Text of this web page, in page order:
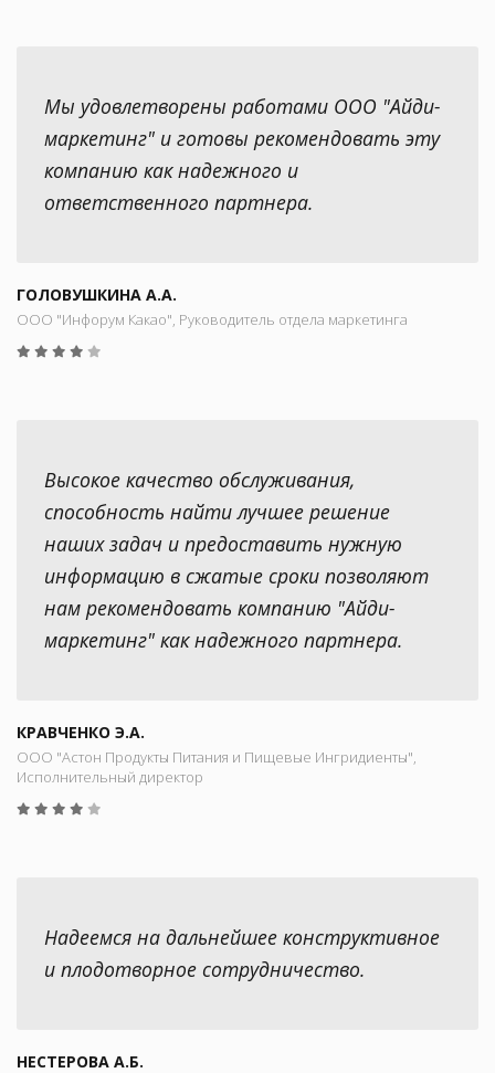
Мы удовлетворены работами ООО "Айди-
маркетинг" и готовы рекомендовать эту
компанию как надежного и
ответственного партнера.
ГОЛОВУШКИНА А.А.
ООО "Инфорум Какао", Руководитель отдела маркетинга
Высокое качество обслуживания,
способность найти лучшее решение
наших задач и предоставить нужную
информацию в сжатые сроки позволяют
нам рекомендовать компанию "Айди-
маркетинг" как надежного партнера.
КРАВЧЕНКО Э.А.
ООО "Астон Продукты Питания и Пищевые Ингридиенты",
Исполнительный директор
Надеемся на дальнейшее конструктивное
и плодотворное сотрудничество.
НЕСТЕРОВА А.Б.